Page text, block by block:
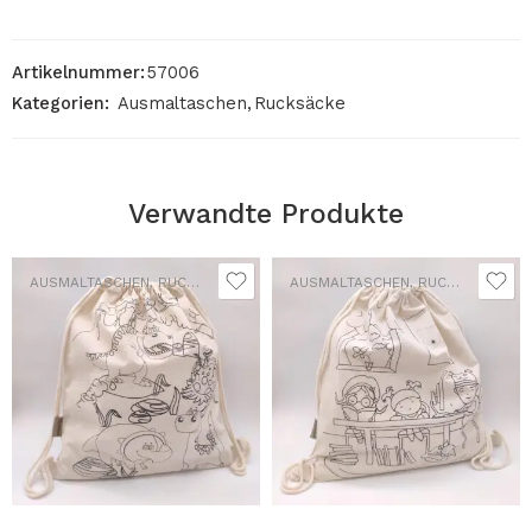
Artikelnummer:57006
Kategorien: Ausmaltaschen, Rucksäcke
Verwandte Produkte
AUSMALTASCHEN,RUCKSÄCKE AUSMALTASCHEN,RUCKSÄCKE